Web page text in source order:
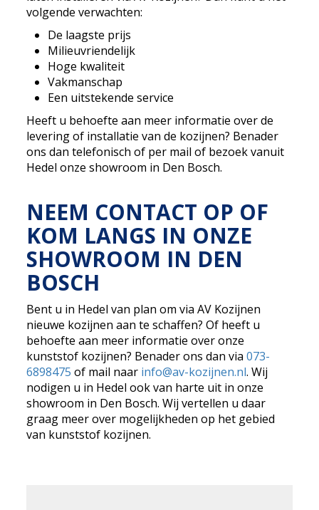
volgende verwachten:
De laagste prijs
Milieuvriendelijk
Hoge kwaliteit
Vakmanschap
Een uitstekende service
Heeft u behoefte aan meer informatie over de
levering of installatie van de kozijnen? Benader
ons dan telefonisch of per mail of bezoek vanuit
Hedel onze showroom in Den Bosch.
NEEM CONTACT OP OF
KOM LANGS IN ONZE
SHOWROOM IN DEN
BOSCH
Bent u in Hedel van plan om via AV Kozijnen
nieuwe kozijnen aan te schaffen? Of heeft u
behoefte aan meer informatie over onze
kunststof kozijnen? Benader ons dan via073-
6898475 of mail naar info@av-kozijnen.nl. Wij
nodigen u in Hedel ook van harte uit in onze
showroom in Den Bosch. Wij vertellen u daar
graag meer over mogelijkheden op het gebied
van kunststof kozijnen.